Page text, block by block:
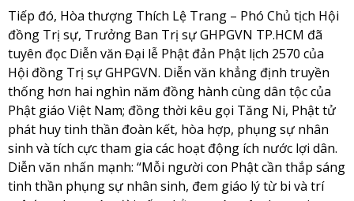
Tiếp đó, Hòa thượng Thích Lệ Trang – Phó Chủ tịch Hội
đồng Trị sự, Trưởng Ban Trị sự GHPGVN TP.HCM đã
tuyên đọc Diễn văn Đại lễ Phật đản Phật lịch 2570 của
Hội đồng Trị sự GHPGVN. Diễn văn khẳng định truyền
thống hơn hai nghìn năm đồng hành cùng dân tộc của
Phật giáo Việt Nam; đồng thời kêu gọi Tăng Ni, Phật tử
phát huy tinh thần đoàn kết, hòa hợp, phụng sự nhân
sinh và tích cực tham gia các hoạt động ích nước lợi dân.
Diễn văn nhấn mạnh: “Mỗi người con Phật cần thắp sáng
tinh thần phụng sự nhân sinh, đem giáo lý từ bi và trí